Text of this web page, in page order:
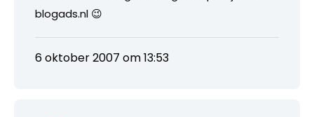
blogads.nl 😉
6 oktober 2007 om 13:53